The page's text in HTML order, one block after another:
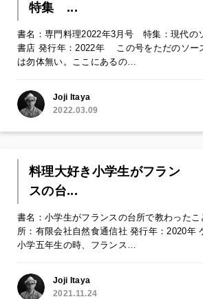
特集 ...
書名：専門料理2022年3月号 特集：現代の
書店 発行年：2022年 この号をただのソー
は勿体無い。ここにあるの…
Joji Itaya
2022.03.09
料理大好き小学生がフラン
スの台...
書名：小学生がフランスの台所で教わった
所：有限会社自然食通信社 発行年：2020年
小学五年生の時、フランス…
Joji Itaya
2021.11.24